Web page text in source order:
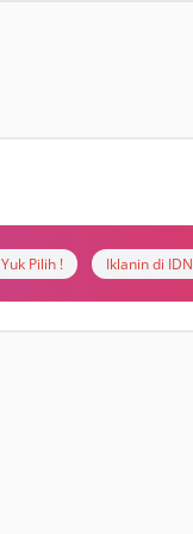
Yuk Pilih ! Iklanin di IDN